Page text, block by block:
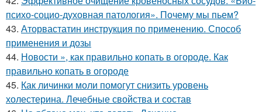
психо-социо-духовная патология». Почему мы пьем?
43. Аторвастатин инструкция по применению. Способ
применения и дозы
44. Новости », как правильно копать в огороде. Как
правильно копать в огороде
45. Как личинки моли помогут снизить уровень
холестерина. Лечебные свойства и состав